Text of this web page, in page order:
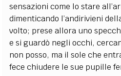
sensazioni come lo stare
dimenticando l’andirivieni
volto; prese allora uno
e si guardò negli occhi,
non posso, ma il sole che
fece chiudere le sue pupille